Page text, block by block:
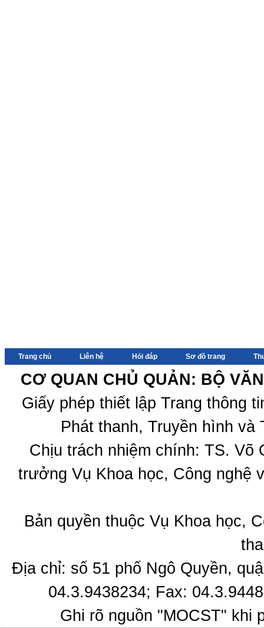
Trang chủ Liên hệ Hỏi đáp Sơ đồ trang
CƠ QUAN CHỦ QUẢN: BỘ
Giấy phép thiết lập Trang thông
Phát thanh, Truyền hình
Chịu trách nhiệm chính: TS.
trưởng Vụ Khoa học, Công nghệ
Bản quyền thuộc Vụ Khoa học,
Địa chỉ: số 51 phố Ngô Quyền,
04.3.9438234; Fax:
Ghi rõ nguồn "MOCST" khi